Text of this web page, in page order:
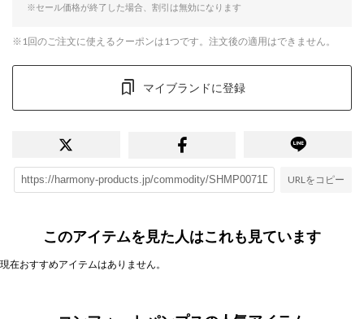
※セール価格が終了した場合、割引は無効になります
※1回のご注文に使えるクーポンは1つです。注文後の適用はできません。
マイブランドに登録
URLをコピー
このアイテムを見た人はこれも見ています
現在おすすめアイテムはありません。